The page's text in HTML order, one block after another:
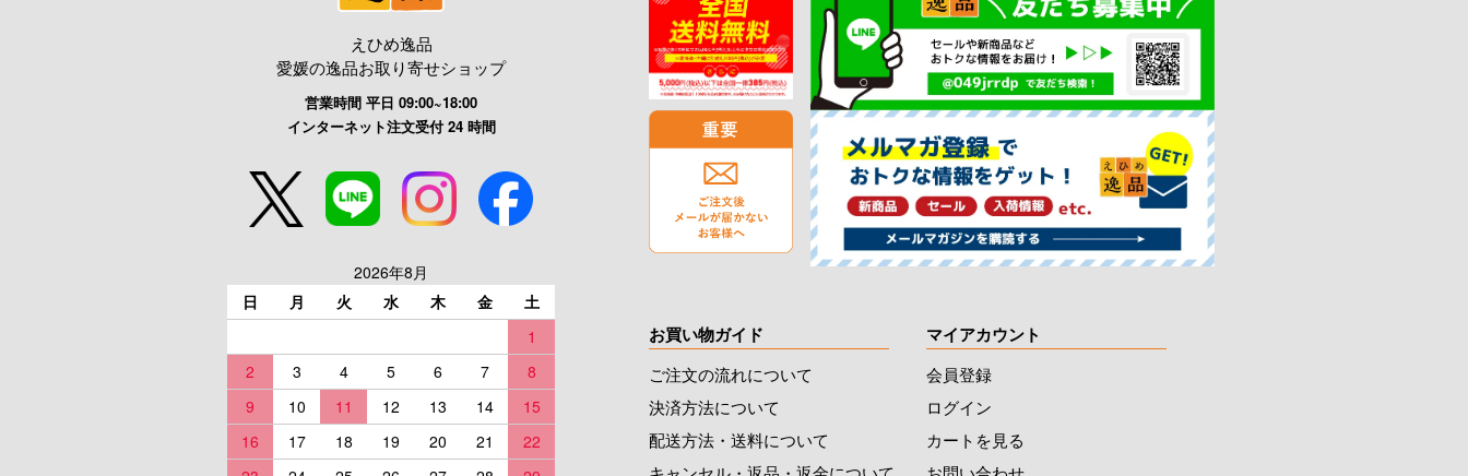
えひめ逸品
愛媛の逸品お取り寄せショップ
営業時間 平日 09:00~18:00
インターネット注文受付 24 時間
2026年8月
日
月 火 水 木 金
土
1
2
3 4 5 6 7
8
9
10 11 12 13 14
15
16
17 18 19 20 21
22
お買い物ガイド
ご注文の流れについて
決済方法について
配送方法・送料について
マイアカウント
会員登録
ログイン
カートを見る